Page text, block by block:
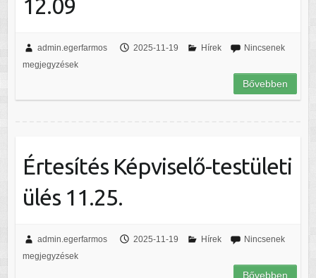
12.09
admin.egerfarmos 2025-11-19 Hírek
Nincsenek
megjegyzések
Bővebben
Értesítés Képviselő-testületi
ülés 11.25.
admin.egerfarmos 2025-11-19 Hírek
Nincsenek
megjegyzések
Bővebben